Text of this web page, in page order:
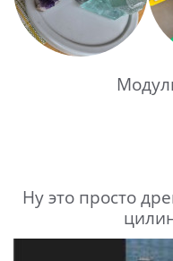
Ну это просто